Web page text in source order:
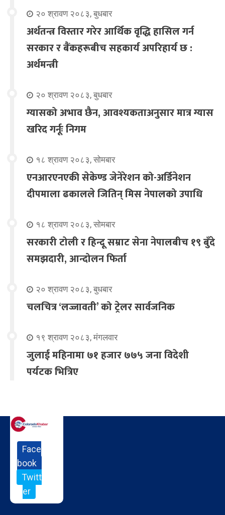
२० श्रावण २०८३, बुधबार
अर्थतन्त्र विस्तार गरेर आर्थिक वृद्धि हासिल गर्न
सरकार र बैंकहरूबीच सहकार्य अपरिहार्य छ :
अर्थमन्त्री
२० श्रावण २०८३, बुधबार
ग्यासको अभाव छैन, आवश्यकताअनुसार मात्र ग्यास
खरिद गर्नूः निगम
१८ श्रावण २०८३, सोमबार
एनआरएनएकी सेकेण्ड जेनेरेशन को-अर्डिनेशन
दीपमाला ढकालले जितिन् मिस नेपालको उपाधि
१८ श्रावण २०८३, सोमबार
सरकारी टोली र हिन्दू सम्राट सेना नेपालबीच १९ बुँदे
समझदारी, आन्दोलन फिर्ता
२० श्रावण २०८३, बुधबार
चलचित्र ‘लज्जावती’ को ट्रेलर सार्वजनिक
१९ श्रावण २०८३, मंगलवार
जुलाई महिनामा ७१ हजार ७७५ जना विदेशी
पर्यटक भित्रिए
Face
book
Twitt
er